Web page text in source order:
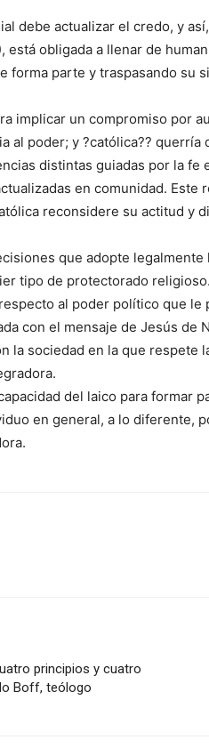
debe actualizar el credo, y
está obligada a llenar de
forma parte y traspasando su
implicar un compromiso por
al poder; y ?católica??
distintas guiadas por la
en comunidad.
reconsidere su actitud y
que adopte
tipo de protectorado religioso.
al poder político que
con el mensaje de Jesús de
la sociedad en la que respete
del laico para formar
en general, a lo diferente,
principios y cuatro
Boff, teólogo